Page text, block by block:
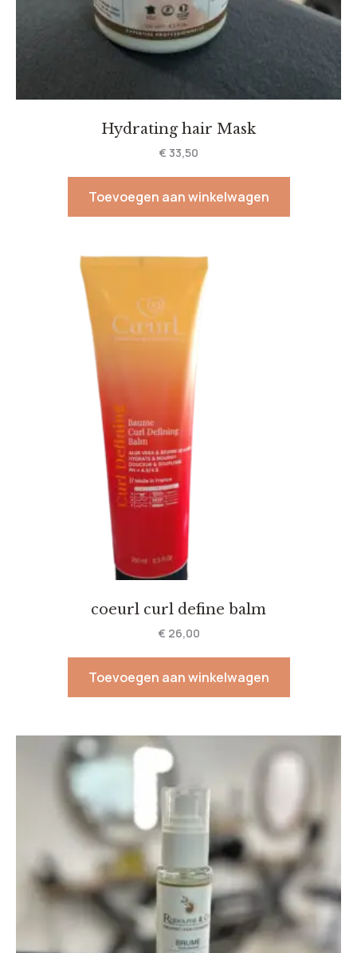
Hydrating hair Mask
€ 33,50
Toevoegen aan winkelwagen
coeurl curl define balm
€ 26,00
Toevoegen aan winkelwagen